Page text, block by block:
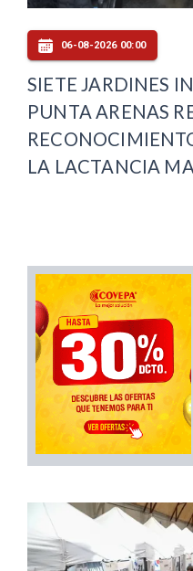
06-08-2026 00:00
SIETE JARDINES
PUNTA ARENAS
LA LACTANCIA